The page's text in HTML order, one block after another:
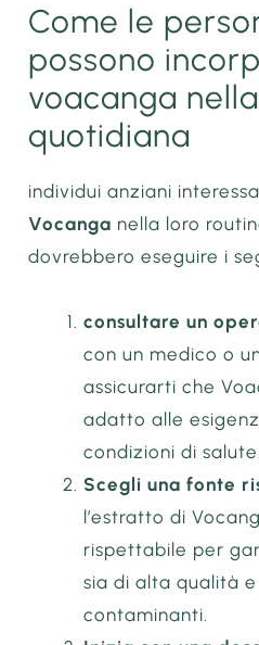
Come le
possono
voacanga
quotidiana
individui anziani
Vocanga nella loro
dovrebbero eseguire i
consultare un
con un medico o
assicurarti che
adatto alle
condizioni di salute.
Scegli una fonte
l’estratto di
rispettabile per
sia di alta qualità
contaminanti.